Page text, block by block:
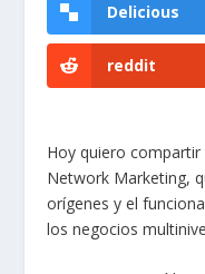
Delicious
reddit
Hoy quiero
Network Marketing,
orígenes y el
los negocios